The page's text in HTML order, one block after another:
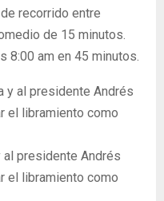
recorrido entre
de 15 minutos.
8:00 am en 45 minutos.
al presidente Andrés
el libramiento como